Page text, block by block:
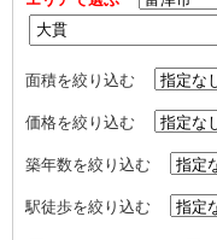
面積を絞り込む
価格を絞り込む
築年数を絞り込む
駅徒歩を絞り込む